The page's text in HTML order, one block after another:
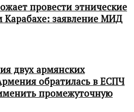
провести этнические
Карабахе: заявление МИД
двух армянских
обратилась в ЕСПЧ
промежуточную